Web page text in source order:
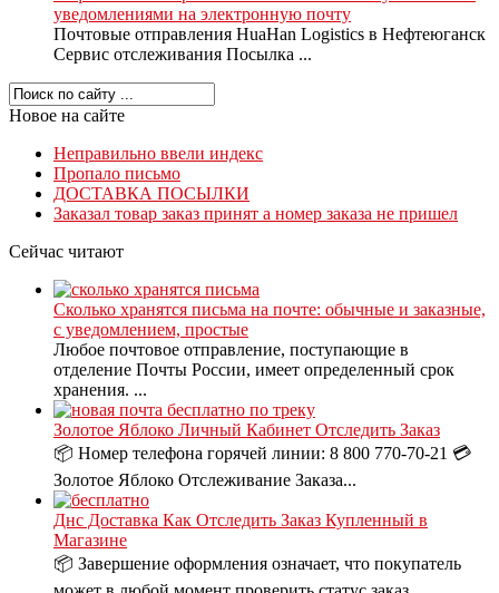
уведомлениями на электронную почту
Почтовые отправления HuaHan Logistics в Нефтеюганск
Сервис отслеживания Посылка ...
Новое на сайте
Неправильно ввели индекс
Пропало письмо
ДОСТАВКА ПОСЫЛКИ
Заказал товар заказ принят а номер заказа не пришел
Сейчас читают
Сколько хранятся письма на почте: обычные и заказные,
с уведомлением, простые
Любое почтовое отправление, поступающие в
отделение Почты России, имеет определенный срок
хранения. ...
Золотое Яблоко Личный Кабинет Отследить Заказ
📦 Номер телефона горячей линии: 8 800 770-70-21 💳
Золотое Яблоко Отслеживание Заказа...
Днс Доставка Как Отследить Заказ Купленный в
Магазине
📦 Завершение оформления означает, что покупатель